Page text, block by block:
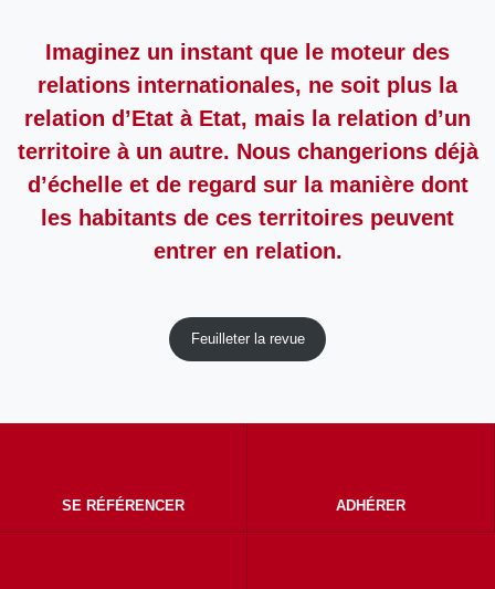
Imaginez un instant que le moteur des
relations internationales, ne soit plus la
relation d’Etat à Etat, mais la relation d’un
territoire à un autre. Nous changerions déjà
d’échelle et de regard sur la manière dont
les habitants de ces territoires peuvent
entrer en relation.
Feuilleter la revue
SE RÉFÉRENCER ADHÉRER